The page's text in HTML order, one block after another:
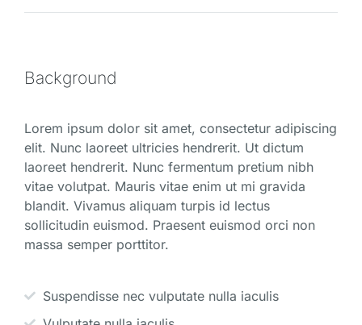
Background
Lorem ipsum dolor sit amet, consectetur adipiscing
elit. Nunc laoreet ultricies hendrerit. Ut dictum
laoreet hendrerit. Nunc fermentum pretium nibh
vitae volutpat. Mauris vitae enim ut mi gravida
blandit. Vivamus aliquam turpis id lectus
sollicitudin euismod. Praesent euismod orci non
massa semper porttitor.
Suspendisse nec vulputate nulla iaculis